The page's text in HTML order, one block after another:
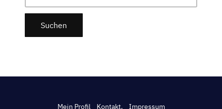
Mein Profil Kontakt. Impressum